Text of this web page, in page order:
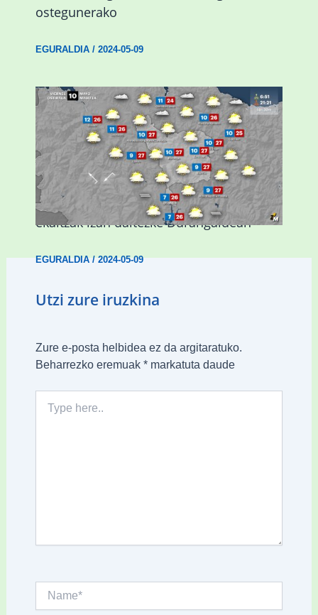
ostegunerako
EGURALDIA/ 2024-05-09
Asteburuan 25 gradu baino gehiago eta
ekaitzak izan daitezke Durangaldean
EGURALDIA/2024-05-09
Utzi zure iruzkina
Zure e-posta helbidea ez da argitaratuko.
Beharrezko eremuak *markatuta daude
here..